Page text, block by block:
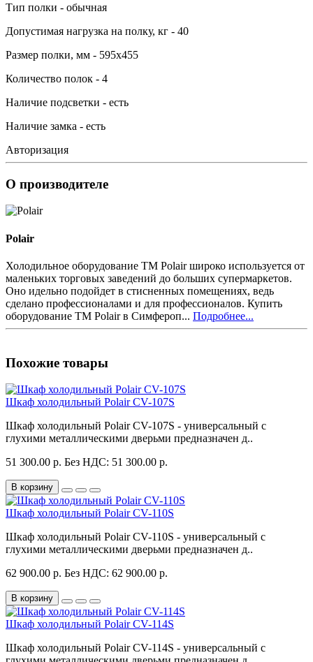
Тип полки - обычная
Допустимая нагрузка на полку, кг - 40
Размер полки, мм - 595х455
Количество полок - 4
Наличие подсветки - есть
Наличие замка - есть
Авторизация
О производителе
Polair
Холодильное оборудование ТМ Polair широко используется от
маленьких торговых заведений до больших супермаркетов.
Оно идельно подойдет в стисненных помещениях, ведь
сделано профессионалами и для профессионалов. Купить
оборудование ТМ Polair в Симфероп... Подробнее...
Похожие товары
Шкаф холодильный Polair CV-107S
Шкаф холодильный Polair CV-107S - универсальный с
глухими металлическими дверьми предназначен д..
51 300.00 р. Без НДС: 51 300.00 р.
В корзину
Шкаф холодильный Polair CV-110S
Шкаф холодильный Polair CV-110S - универсальный с
глухими металлическими дверьми предназначен д..
62 900.00 р. Без НДС: 62 900.00 р.
В корзину
Шкаф холодильный Polair CV-114S
Шкаф холодильный Polair CV-114S - универсальный с